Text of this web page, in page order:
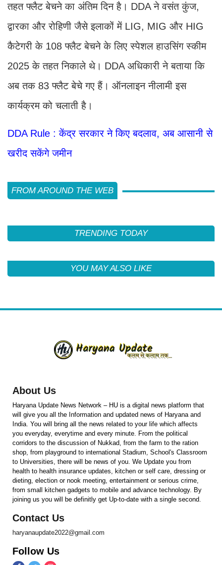
तहत फ्लैट बेचने का अंतिम दिन है। DDA ने वसंत कुंज,
द्वारका और रोहिणी जैसे इलाकों में LIG, MIG और HIG
कैटेगरी के 108 फ्लैट बेचने के लिए स्पेशल हाउसिंग स्कीम
2025 के तहत निकाले थे। DDA अधिकारी ने बताया कि
अब तक 83 फ्लैट बेचे गए हैं। ऑनलाइन नीलामी इस
कार्यक्रम को चलाती है।
DDA Rule : केंद्र सरकार ने किए बदलाव, अब आसानी से
खरीद सकेंगे जमीन
FROM AROUND THE WEB
TRENDING TODAY
YOU MAY ALSO LIKE
About Us
Haryana Update News Network – HU is a digital news platform that
will give you all the Information and updated news of Haryana and
India. You will bring all the news related to your life which affects
you everyday, everytime and every minute. From the political
corridors to the discussion of Nukkad, from the farm to the ration
shop, from playground to international Stadium, School's Classroom
to Universities, there will be news of you. We Update you from
health to health insurance updates, kitchen or self care, dressing or
dieting, election or nook meeting, entertainment or serious crime,
from small kitchen gadgets to mobile and advance technology. By
joining us you will be definitly get Up-to-date with a single second.
Contact Us
haryanaupdate2022@gmail.com
Follow Us